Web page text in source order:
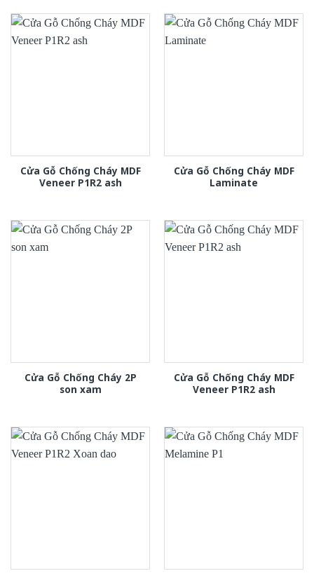
Cửa Gỗ Chống Cháy MDF
Veneer P1R2 ash
Cửa Gỗ Chống Cháy MDF
Laminate
Cửa Gỗ Chống Cháy 2P
son xam
Cửa Gỗ Chống Cháy MDF
Veneer P1R2 ash